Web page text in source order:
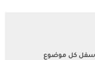
اسفل كل موضوع